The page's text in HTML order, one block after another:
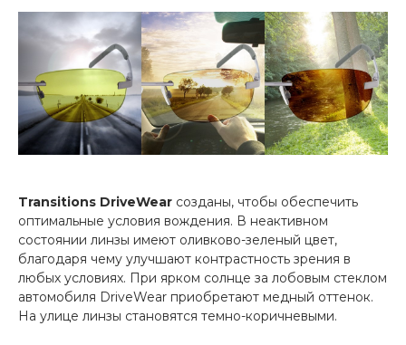
Transitions DriveWear созданы, чтобы обеспечить
оптимальные условия вождения. В неактивном
состоянии линзы имеют оливково-зеленый цвет,
благодаря чему улучшают контрастность зрения в
любых условиях. При ярком солнце за лобовым стеклом
автомобиля DriveWear приобретают медный оттенок.
На улице линзы становятся темно-коричневыми.